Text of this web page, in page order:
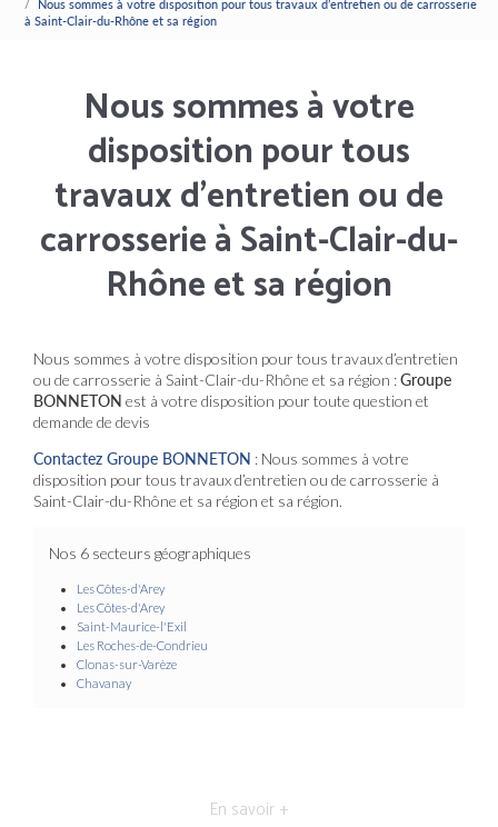
Nous sommes à votre disposition pour tous travaux d’entretien ou de carrosserie
à Saint-Clair-du-Rhône et sa région
Nous sommes à votre
disposition pour tous
travaux d’entretien ou de
carrosserie à Saint-Clair-du-
Rhône et sa région
Nous sommes à votre disposition pour tous travaux d’entretien
ou de carrosserie à Saint-Clair-du-Rhône et sa région :Groupe
BONNETON est à votre disposition pour toute question et
demande de devis
Contactez Groupe BONNETON : Nous sommes à votre
disposition pour tous travaux d’entretien ou de carrosserie à
Saint-Clair-du-Rhône et sa région et sa région.
Nos 6 secteurs géographiques
Les Côtes-d'Arey
Les Côtes-d'Arey
Saint-Maurice-l'Exil
Les Roches-de-Condrieu
Clonas-sur-Varèze
Chavanay
En savoir +